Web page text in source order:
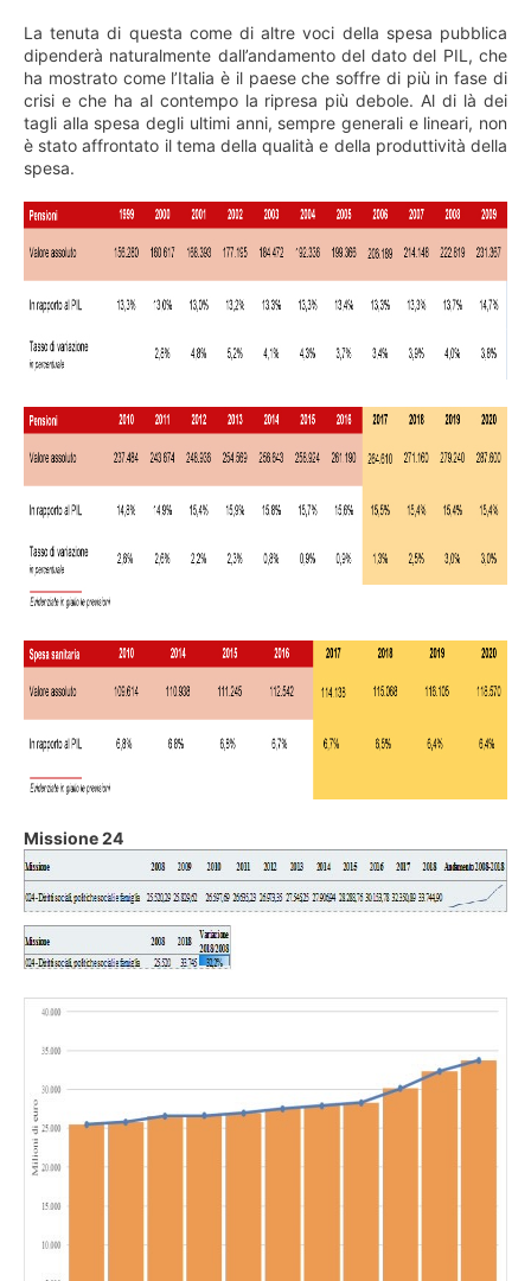
La tenuta di questa come di altre voci della spesa pubblica
dipenderà naturalmente dall’andamento del dato del PIL, che
ha mostrato come l’Italia è il paese che soffre di più in fase di
crisi e che ha al contempo la ripresa più debole. Al di là dei
tagli alla spesa degli ultimi anni, sempre generali e lineari, non
è stato affrontato il tema della qualità e della produttività della
spesa.
Missione 24